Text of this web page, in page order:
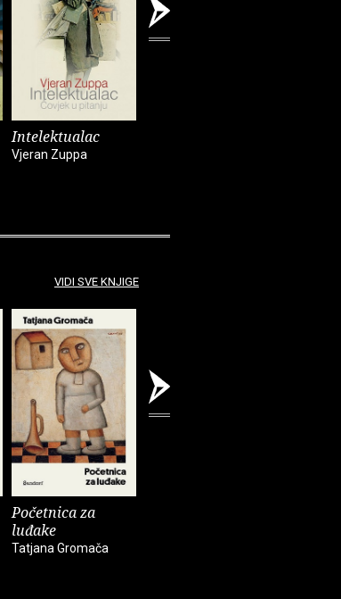
Intelektualac
Vjeran Zuppa
Početnica za
luđake
Tatjana Gromača
VIDI SVE KNJIGE